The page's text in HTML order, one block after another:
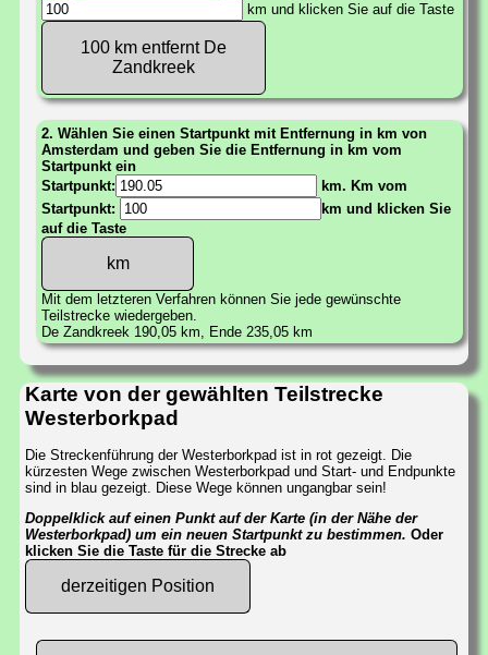
km und klicken Sie auf die Taste
100 km entfernt De
Zandkreek
2. Wählen Sie einen Startpunkt mit Entfernung in km von
Amsterdam und geben Sie die Entfernung in km vom
Startpunkt ein
Startpunkt:
km. Km vom
Startpunkt:
km und klicken Sie
auf die Taste
Mit dem letzteren Verfahren können Sie jede gewünschte
Teilstrecke wiedergeben.
De Zandkreek 190,05 km, Ende 235,05 km
Karte von der gewählten Teilstrecke
Westerborkpad
Die Streckenführung der Westerborkpad ist in rot gezeigt. Die
kürzesten Wege zwischen Westerborkpad und Start- und Endpunkte
sind in blau gezeigt. Diese Wege können ungangbar sein!
Doppelklick auf einen Punkt auf der Karte (in der Nähe der
Westerborkpad) um ein neuen Startpunkt zu bestimmen. Oder
klicken Sie die Taste für die Strecke ab
derzeitigen Position